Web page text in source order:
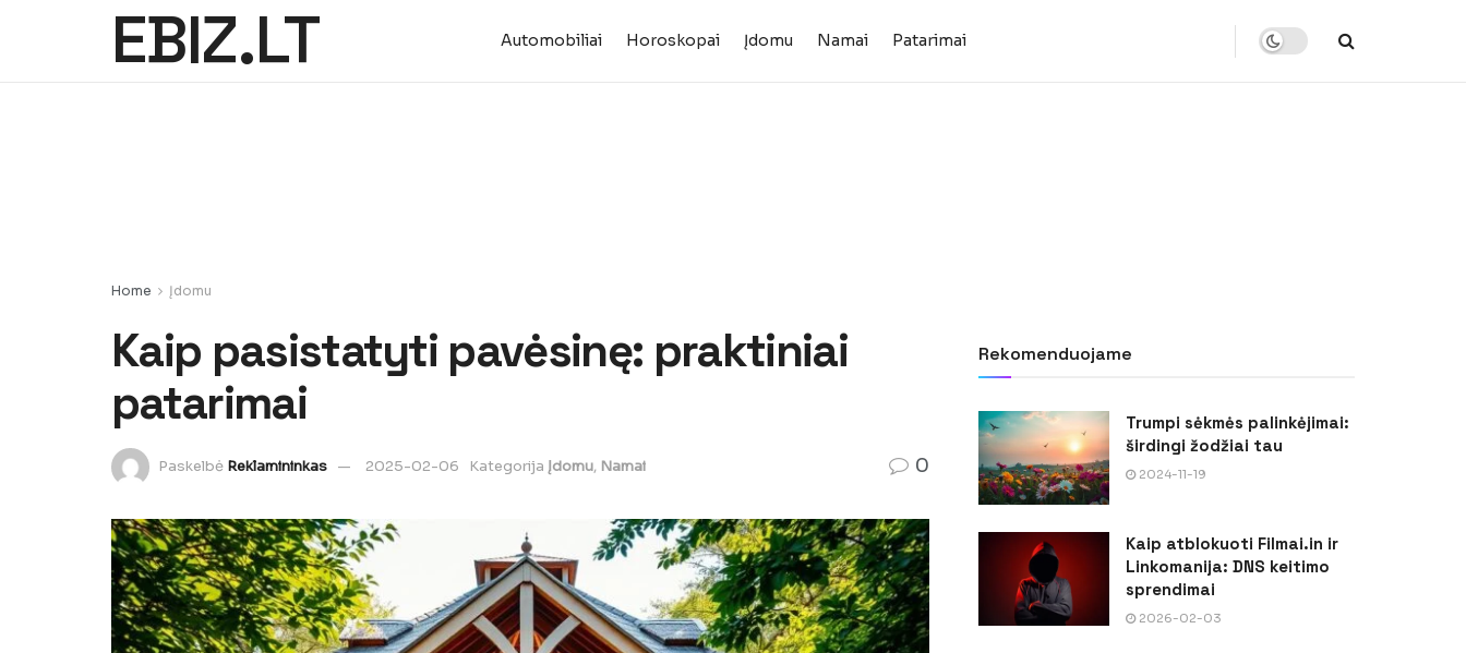
EBIZ.LT Automobiliai Horoskopai Įdomu Namai Patarimai
Home Įdomu
Kaip pasistatyti pavėsinę: praktiniai
patarimai
Paskelbė Reklamininkas 2025-02-06 Kategorija Įdomu, Namai 0
Rekomenduojame
Trumpi sėkmės palinkėjimai:
širdingi žodžiai tau
2024-11-19
Kaip atblokuoti Filmai.in ir
Linkomanija: DNS keitimo
sprendimai
2026-02-03